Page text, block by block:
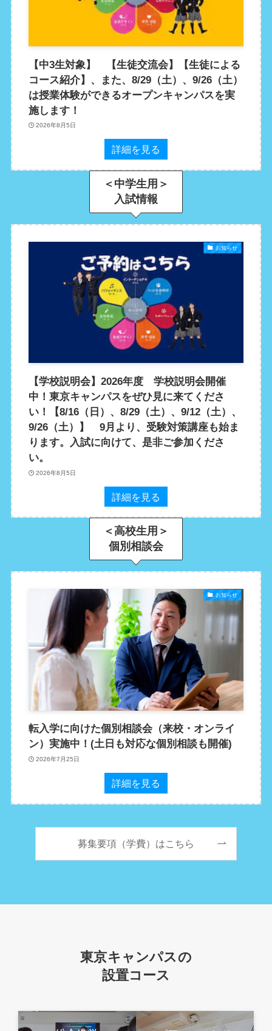
【中3生対象】 【生徒交流会】【生徒による
コース紹介】、また、8/29（土）、9/26（土）
は授業体験ができるオープンキャンパスを実
施します！
2026年8月5日
詳細を見る
＜中学生用＞
入試情報
お知らせ
【学校説明会】2026年度 学校説明会開催
中！東京キャンパスをぜひ見に来てくださ
い！【8/16（日）、8/29（土）、9/12（土）、
9/26（土）】 9月より、受験対策講座も始ま
ります。入試に向けて、是非ご参加くださ
い。
2026年8月5日
詳細を見る
＜高校生用＞
個別相談会
お知らせ
転入学に向けた個別相談会（来校・オンライ
ン）実施中！(土日も対応な個別相談も開催)
2026年7月25日
詳細を見る
募集要項（学費）はこちら
東京キャンパスの
設置コース